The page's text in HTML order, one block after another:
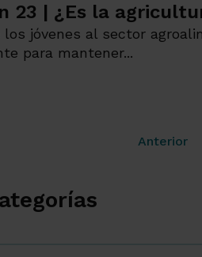
23 | ¿Es la
los jóvenes al sector
para mantener...
Anterior